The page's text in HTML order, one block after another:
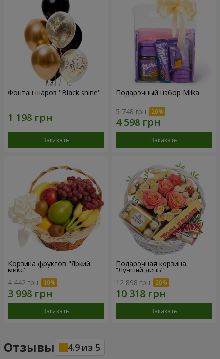
Фонтан шаров "Black shine"
Заказать
Подарочный набор Milka
5 748 грн
Заказать
Корзина фруктов "Яркий
микс"
4 442 грн
Заказать
Подарочная корзина
“Лучший день”
12 898 грн
Заказать
Отзывы 4.9 из 5